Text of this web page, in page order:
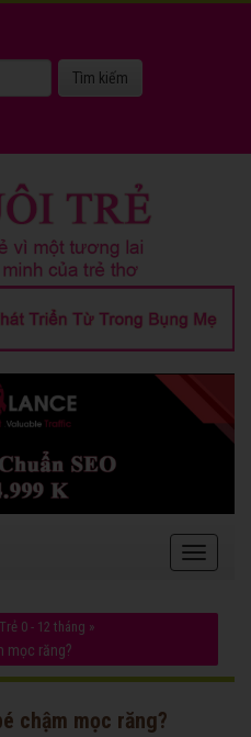
Trẻ 0 - 12 tháng »
mọc răng?
chậm mọc răng?